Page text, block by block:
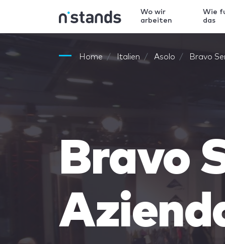
Wo wir
arbeiten
Wie
das
Home Italien Asolo Bravo
Bravo